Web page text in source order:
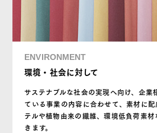
ENVIRONMENT
環境・社会に対して
サステナブルな社会の実現へ向け、企
ている事業の内容に合わせて、素材に
テルや植物由来の繊維、環境低負荷素
きます。